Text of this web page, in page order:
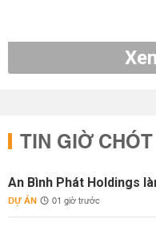
TIN GIỜ CHÓT
An Bình Phát Holdings
DỰ ÁN 01 giờ trước